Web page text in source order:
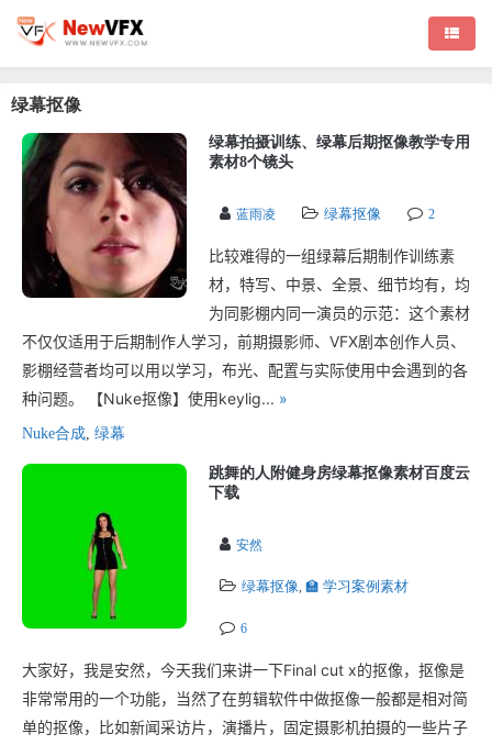
绿幕抠像
绿幕拍摄训练、绿幕后期抠像教学专用
素材8个镜头
蓝雨凌 绿幕抠像 2
比较难得的一组绿幕后期制作训练素
材，特写、中景、全景、细节均有，均
为同影棚内同一演员的示范：这个素材
不仅仅适用于后期制作人学习，前期摄影师、VFX剧本创作人员、
影棚经营者均可以用以学习，布光、配置与实际使用中会遇到的各
种问题。 【Nuke抠像】使用keylig... »
Nuke合成, 绿幕
跳舞的人附健身房绿幕抠像素材百度云
下载
安然
绿幕抠像, 🏫 学习案例素材
6
大家好，我是安然，今天我们来讲一下Final cut x的抠像，抠像是
非常常用的一个功能，当然了在剪辑软件中做抠像一般都是相对简
单的抠像，比如新闻采访片，演播片，固定摄影机拍摄的一些片子